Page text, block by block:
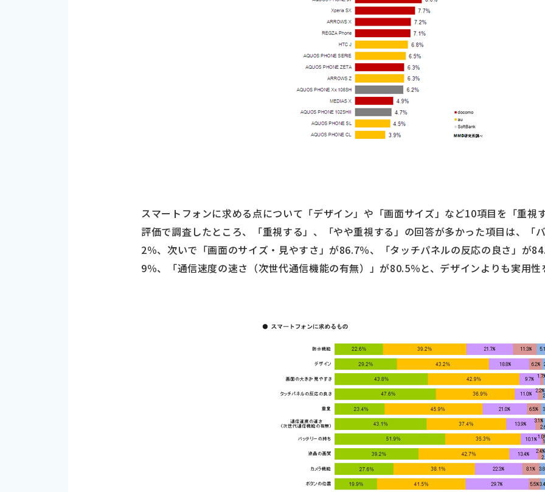
スマートフォンに求める点について「デザイン」や「画面サイズ」など10項目を「重視
評価で調査したところ、「重視する」、「やや重視する」の回答が多かった項目は、「
2％、次いで「画面のサイズ・見やすさ」が86.7％、「タッチパネルの反応の良さ」が
9％、「通信速度の速さ（次世代通信機能の有無）」が80.5％と、デザインよりも実用